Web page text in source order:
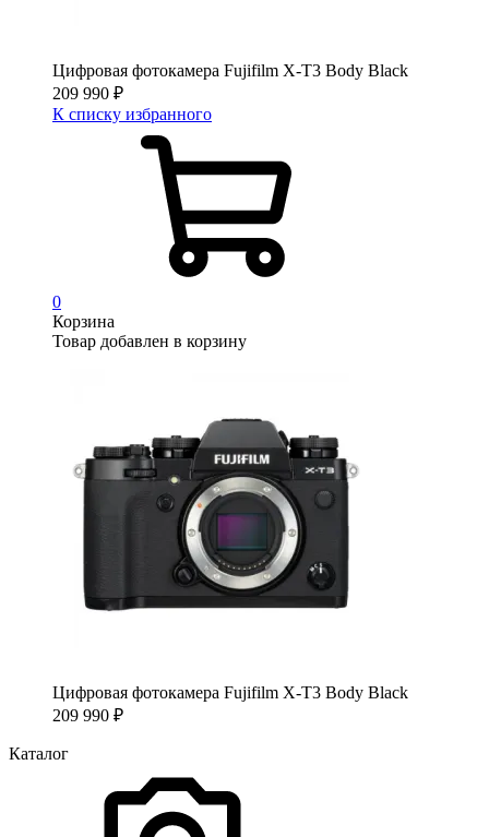
Цифровая фотокамера Fujifilm X-T3 Body Black
209 990 ₽
К списку избранного
0
Корзина
Товар добавлен в корзину
Цифровая фотокамера Fujifilm X-T3 Body Black
209 990 ₽
Каталог